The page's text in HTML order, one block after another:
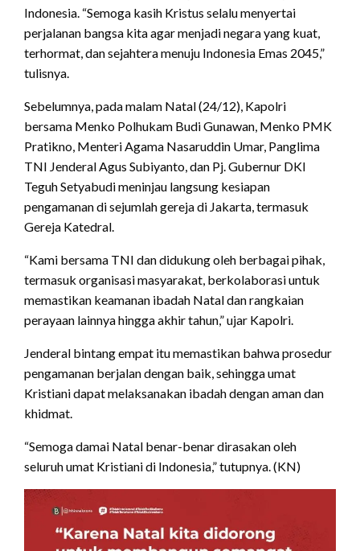
Indonesia. “Semoga kasih Kristus selalu menyertai
perjalanan bangsa kita agar menjadi negara yang kuat,
terhormat, dan sejahtera menuju Indonesia Emas 2045,”
tulisnya.
Sebelumnya, pada malam Natal (24/12), Kapolri
bersama Menko Polhukam Budi Gunawan, Menko PMK
Pratikno, Menteri Agama Nasaruddin Umar, Panglima
TNI Jenderal Agus Subiyanto, dan Pj. Gubernur DKI
Teguh Setyabudi meninjau langsung kesiapan
pengamanan di sejumlah gereja di Jakarta, termasuk
Gereja Katedral.
“Kami bersama TNI dan didukung oleh berbagai pihak,
termasuk organisasi masyarakat, berkolaborasi untuk
memastikan keamanan ibadah Natal dan rangkaian
perayaan lainnya hingga akhir tahun,” ujar Kapolri.
Jenderal bintang empat itu memastikan bahwa prosedur
pengamanan berjalan dengan baik, sehingga umat
Kristiani dapat melaksanakan ibadah dengan aman dan
khidmat.
“Semoga damai Natal benar-benar dirasakan oleh
seluruh umat Kristiani di Indonesia,” tutupnya. (KN)